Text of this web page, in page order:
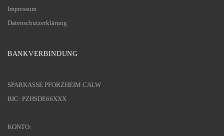
Impressum
Datenschutzerklärung
BANKVERBINDUNG
SPARKASSE PFORZHEIM CALW
BIC: PZHSDE66XXX
KONTO: